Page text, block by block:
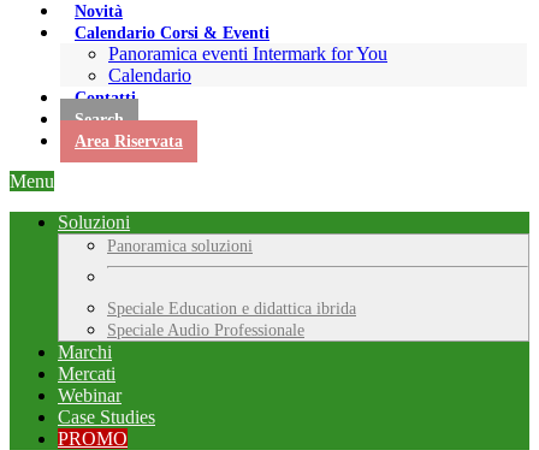
Novità
Calendario Corsi & Eventi
Panoramica eventi Intermark for You
Calendario
Contatti
Search
Area Riservata
Menu
Soluzioni
Panoramica soluzioni
Speciale Education e didattica ibrida
Speciale Audio Professionale
Marchi
Mercati
Webinar
Case Studies
PROMO